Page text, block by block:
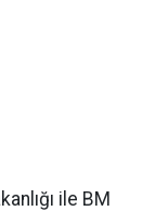
ile BM